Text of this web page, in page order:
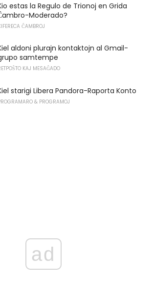
estas la Regulo de Trionoj en Grida
Moderado?
ĈAMBROJ
aldoni plurajn kontaktojn al Gmail-
samtempe
KAJ MESAĜADO
starigi Libera Pandora-Raporta Konto
& PROGRAMOJ
ad